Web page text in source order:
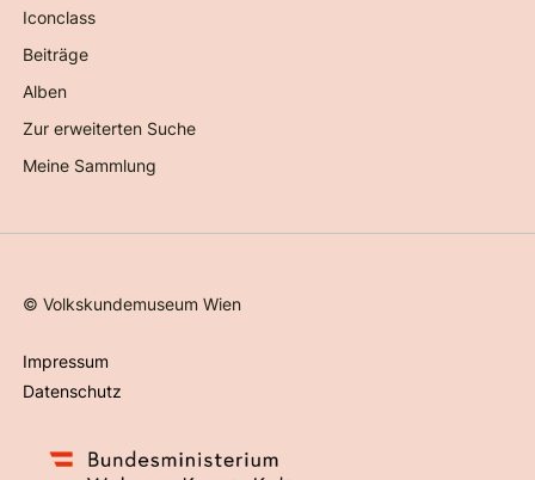
Iconclass
Beiträge
Alben
Zur erweiterten Suche
Meine Sammlung
©Volkskundemuseum Wien
Impressum
Datenschutz